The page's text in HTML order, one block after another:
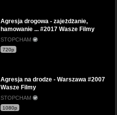
Agresja drogowa - zajeżdżanie,
hamowanie ... #2017 Wasze Filmy
STOPCHAM
720p
Agresja na drodze - Warszawa #2007
Wasze Filmy
STOPCHAM
1080p